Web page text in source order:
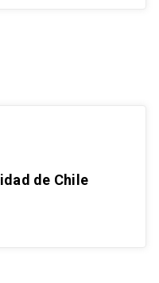
de Chile